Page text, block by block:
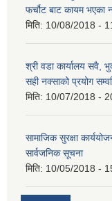
फर्चौट बाट कायम भएका
मिति: 10/08/2018 -
श्री वडा कार्यालय सवै,
सही नक्साको प्रयोग
मिति: 10/07/2018 -
सामाजिक सुरक्षा
सार्वजनिक सूचना
मिति: 10/05/2018 -